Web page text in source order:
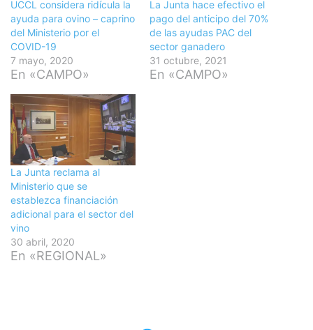
UCCL considera ridícula la
ayuda para ovino – caprino
del Ministerio por el
COVID-19
7 mayo, 2020
En «CAMPO»
La Junta hace efectivo el
pago del anticipo del 70%
de las ayudas PAC del
sector ganadero
31 octubre, 2021
En «CAMPO»
La Junta reclama al
Ministerio que se
establezca financiación
adicional para el sector del
vino
30 abril, 2020
En «REGIONAL»